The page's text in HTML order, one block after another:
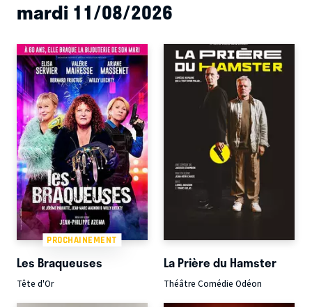
mardi 11/08/2026
PROCHAINEMENT
Les Braqueuses
Tête d'Or
La Prière du Hamster
Théâtre Comédie Odéon